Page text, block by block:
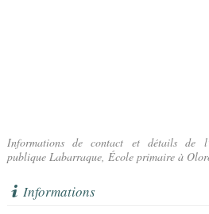
Informations de contact et détails de
publique Labarraque, École primaire à
Informations